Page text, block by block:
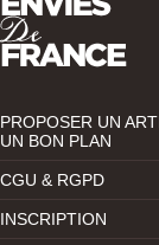
PROPOSER UN
UN BON PLAN
CGU & RGPD
INSCRIPTION